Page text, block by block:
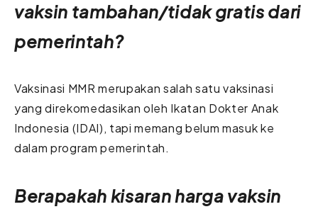
vaksin tambahan/tidak gratis dari
pemerintah?
Vaksinasi MMR merupakan salah satu vaksinasi
yang direkomedasikan oleh Ikatan Dokter Anak
Indonesia (IDAI), tapi memang belum masuk ke
dalam program pemerintah.
Berapakah kisaran harga vaksin